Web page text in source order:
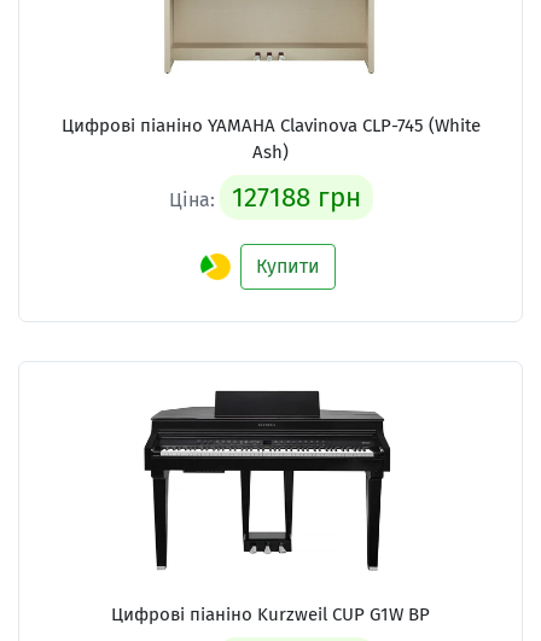
Цифрові піаніно YAMAHA Clavinova CLP-745 (White
Ash)
Ціна: 127188 грн
Купити
Цифрові піаніно Kurzweil CUP G1W BP